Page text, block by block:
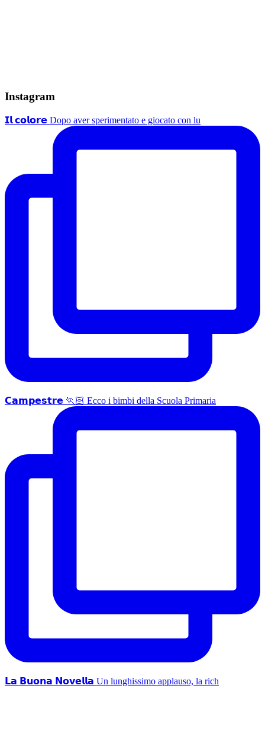
Instagram
𝗜𝗹 𝗰𝗼𝗹𝗼𝗿𝗲 Dopo aver sperimentato e giocato con lu
𝗖𝗮𝗺𝗽𝗲𝘀𝘁𝗿𝗲 🏃🏻 Ecco i bimbi della Scuola Primaria
𝗟𝗮 𝗕𝘂𝗼𝗻𝗮 𝗡𝗼𝘃𝗲𝗹𝗹𝗮 Un lunghissimo applauso, la rich